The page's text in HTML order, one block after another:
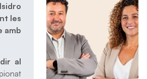
les
amb
al